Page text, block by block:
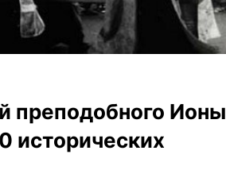
преподобного Ионы
исторических